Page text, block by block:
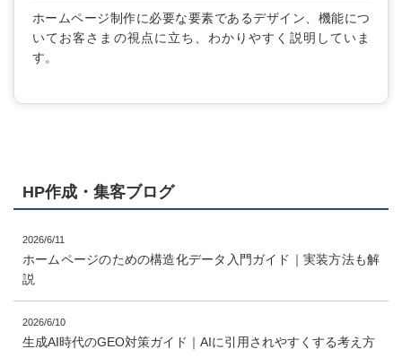
ホームページ制作に必要な要素であるデザイン、機能につ
いてお客さまの視点に立ち、わかりやすく説明していま
す。
HP作成・集客ブログ
2026/6/11
ホームページのための構造化データ入門ガイド｜実装方法も解
説
2026/6/10
生成AI時代のGEO対策ガイド｜AIに引用されやすくする考え方